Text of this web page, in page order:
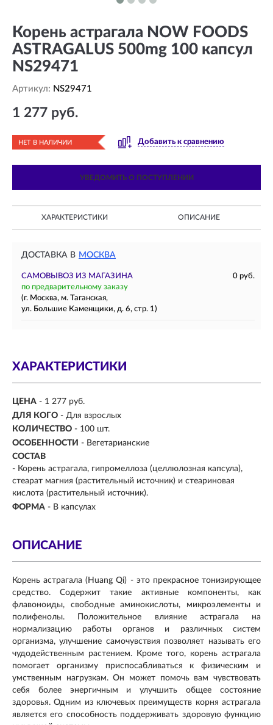
Корень астрагала NOW FOODS
ASTRAGALUS 500mg 100 капсул
NS29471
Артикул: NS29471
1 277 руб.
НЕТ В НАЛИЧИИ Добавить к сравнению
УВЕДОМИТЬ О ПОСТУПЛЕНИИ
ХАРАКТЕРИСТИКИ ОПИСАНИЕ
ДОСТАВКА В МОСКВА
САМОВЫВОЗ ИЗ МАГАЗИНА
0 руб.
по предварительному заказу
(г. Москва, м. Таганская,
ул. Большие Каменщики, д. 6, стр. 1)
ХАРАКТЕРИСТИКИ
ЦЕНА - 1 277 руб.
ДЛЯ КОГО - Для взрослых
КОЛИЧЕСТВО - 100 шт.
ОСОБЕННОСТИ - Вегетарианские
СОСТАВ
- Корень астрагала, гипромеллоза (целлюлозная капсула),
стеарат магния (растительный источник) и стеариновая
кислота (растительный источник).
ФОРМА - В капсулах
ОПИСАНИЕ
Корень астрагала (Huang Qi) - это прекрасное тонизирующее
средство. Содержит такие активные компоненты, как
флавоноиды, свободные аминокислоты, микроэлементы и
полифенолы. Положительное влияние астрагала на
нормализацию работы органов и различных систем
организма, улучшение самочувствия позволяет называть его
чудодейственным растением. Кроме того, корень астрагала
помогает организму приспосабливаться к физическим и
умственным нагрузкам. Он может помочь вам чувствовать
себя более энергичным и улучшить общее состояние
здоровья. Одним из ключевых преимуществ корня астрагала
является его способность поддерживать здоровую функцию